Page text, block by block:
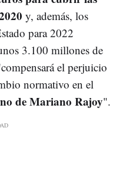
y, además, los
para 2022
3.100 millones de
el perjuicio
normativo en el
de Mariano Rajoy".